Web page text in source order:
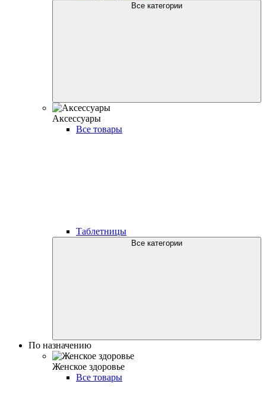
Все категории
Аксессуары
Все товары
Таблетницы
Все категории
По назначению
Женское здоровье
Все товары